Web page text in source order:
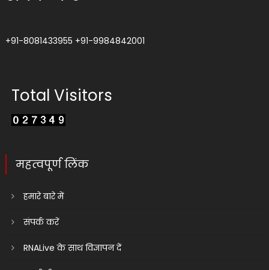
+91-8081433955 +91-9984842001
Total Visitors
महत्वपूर्ण लिंक
हमारे बारे में
संपर्क करें
RNALive के साथ विज्ञापन दें